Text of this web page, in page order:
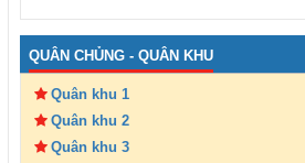
QUÂN CHỦNG - QUÂN KHU
Quân khu 1
Quân khu 2
Quân khu 3